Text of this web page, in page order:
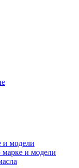
и модели
марке и модели